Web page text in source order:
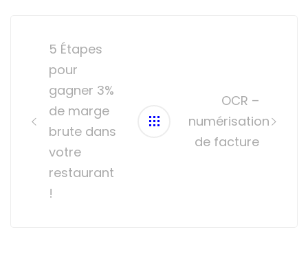
navigation5 Étapes
pour
gagner 3%
de marge
brute dans
votre
restaurant
!
OCR –
numérisation
de facture